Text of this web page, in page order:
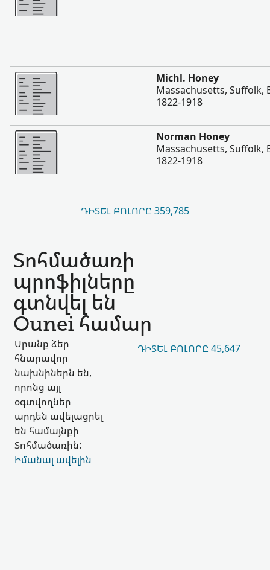
Ավելի
Michl. Honey
Massachusetts, Suffolk,
1822-1918
Ավելի
Norman Honey
Massachusetts, Suffolk,
1822-1918
ԴԻՏԵԼ ԲՈԼՈՐԸ 359,785
Տոհմածառի
պրոֆիլները
գտնվել են
Ounei համար
Սրանք ձեր
հնարավոր
նախնիներն են,
որոնց այլ
օգտվողներ
արդեն ավելացրել
են համայնքի
Տոհմածառին:
Իմանալ ավելին
ԴԻՏԵԼ ԲՈԼՈՐԸ 45,647